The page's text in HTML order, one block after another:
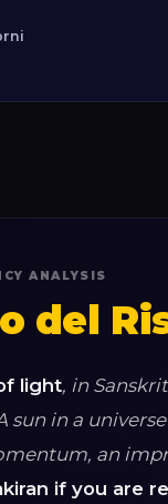
ANALYSIS
del
light, in
sun in a
an
if you are